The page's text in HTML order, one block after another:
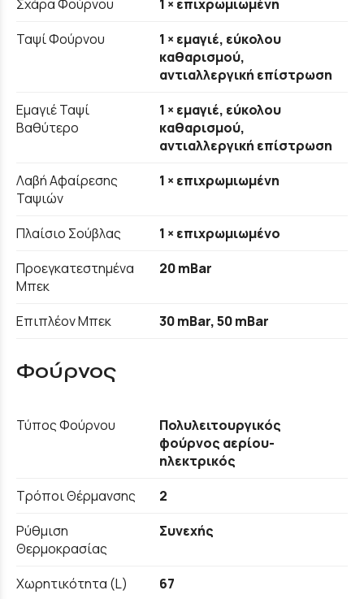
Σχάρα Φούρνου
1 × επιχρωμιωμένη
Ταψί Φούρνου
1 × εμαγιέ, εύκολου
καθαρισμού,
αντιαλλεργική επίστρωση
Εμαγιέ Ταψί
Βαθύτερο
1 × εμαγιέ, εύκολου
καθαρισμού,
αντιαλλεργική επίστρωση
Λαβή Αφαίρεσης
Ταψιών
1 × επιχρωμιωμένη
Πλαίσιο Σούβλας
1 × επιχρωμιωμένο
Προεγκατεστημένα
Μπεκ
20 mBar
Επιπλέον Μπεκ 30 mBar, 50 mBar
Φούρνος
Τύπος Φούρνου
Πολυλειτουργικός
φούρνος αερίου-
ηλεκτρικός
Τρόποι Θέρμανσης
2
Ρύθμιση
Θερμοκρασίας
Συνεχής
Χωρητικότητα (L) 67